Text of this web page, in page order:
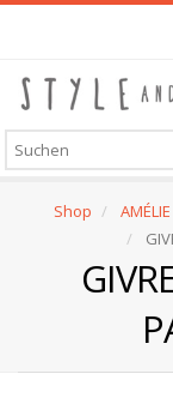
Skip
content
Shop